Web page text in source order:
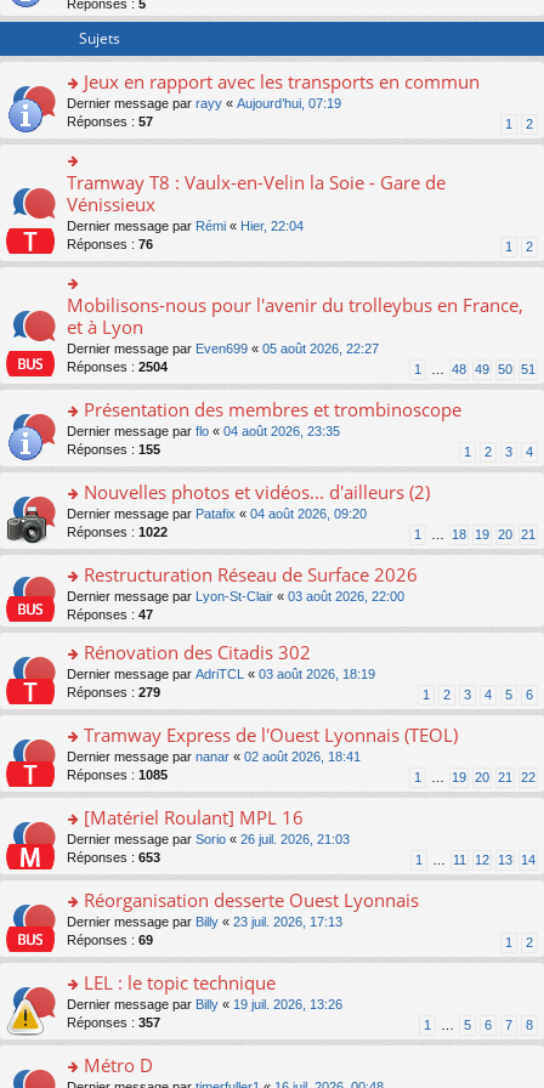
er
s
s
a
g
e
n
o
n
lu
le
pl
u
s
ré
c
e
Réponses : 5
Sujets
o
n
s
ult
er
le
m
e
s
s
a
g
e
o
n
lu
le
pl
u
s
ré
c
e
nt
Jeux en rapport avec les transports en commun
Dernier message par rayy « Aujourd’hui, 07:19
Réponses : 57 1 2
o
n
ult
er
le
m
e
s
s
a
g
n
o
n
lu
le
pl
u
c
e
nt
Tramway T8 : Vaulx-en-Velin la Soie - Gare de
Vénissieux
Dernier message par Rémi « Hier, 22:04
Réponses : 76 1 2
o
n
ult
er
le
m
e
s
s
a
g
e
n
o
n
lu
le
pl
u
s
ré
nt
Mobilisons-nous pour l'avenir du trolleybus en France,
et à Lyon
Dernier message par Even699 « 05 août 2026, 22:27
Réponses : 2504 1 48 49 50 51
o
n
s
ult
er
le
m
e
s
s
a
g
e
n
o
le
pl
u
s
ré
c
e
Présentation des membres et trombinoscope
Dernier message par flo « 04 août 2026, 23:35
Réponses : 155 1 2 3 4
o
n
s
ult
er
le
m
s
s
a
g
e
n
o
le
pl
u
s
ré
c
e
Nouvelles photos et vidéos... d'ailleurs (2)
Dernier message par Patafix « 04 août 2026, 09:20
Réponses : 1022 1 18 19 20 21
o
n
s
ult
er
le
s
s
a
g
e
n
o
le
pl
u
s
ré
c
e
Restructuration Réseau de Surface 2026
Dernier message par Lyon-St-Clair « 03 août 2026, 22:00
Réponses : 47
o
n
s
ult
er
le
m
e
s
s
a
g
n
o
n
lu
le
pl
u
s
c
Rénovation des Citadis 302
Dernier message par AdriTCL « 03 août 2026, 18:19
Réponses : 279 1 2 3 4 5 6
o
n
s
ult
er
le
m
e
s
s
a
g
n
o
n
lu
le
pl
Tramway Express de l'Ouest Lyonnais (TEOL)
Dernier message par nanar « 02 août 2026, 18:41
Réponses : 1085 1 19 20 21 22
o
n
s
ult
er
le
m
e
s
s
a
g
n
[Matériel Roulant] MPL 16
Dernier message par Sorio « 26 juil. 2026, 21:03
Réponses : 653 1 11 12 13 14
o
n
s
ult
er
le
m
e
s
Réorganisation desserte Ouest Lyonnais
Dernier message par Billy « 23 juil. 2026, 17:13
Réponses : 69 1 2
o
n
s
ult
er
LEL : le topic technique
Dernier message par Billy « 19 juil. 2026, 13:26
Réponses : 357 1 5 6 7 8
Métro D